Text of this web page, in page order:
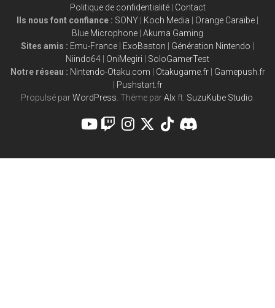
Politique de confidentialité| Contact
Ils nous font confiance : SONY Koch Media Orange Caraïbe
Blue Microphone Akuma Gaming
Sites amis : Emu-France ExoBaston Génération Nintendo
Niindo64
OniMegiri
SoloGamerTest
Notre réseau : Nintendo-Otaku.com Otakugame.fr| Gamepush.fr
Pushstart.fr
Propulsé parWordPress . Thème parAlx ft. SuzuKube Studio